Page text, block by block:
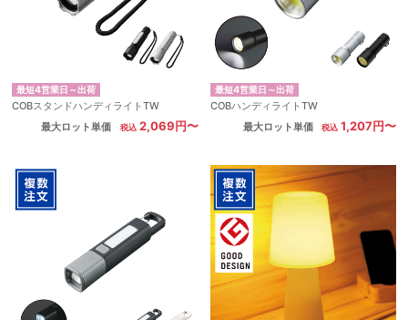
最短4営業日～出荷
COBスタンドハンディライトTW
最大ロット単価
2,069円〜
最短4営業日～出荷
COBハンディライトTW
最大ロット単価
1,207円〜